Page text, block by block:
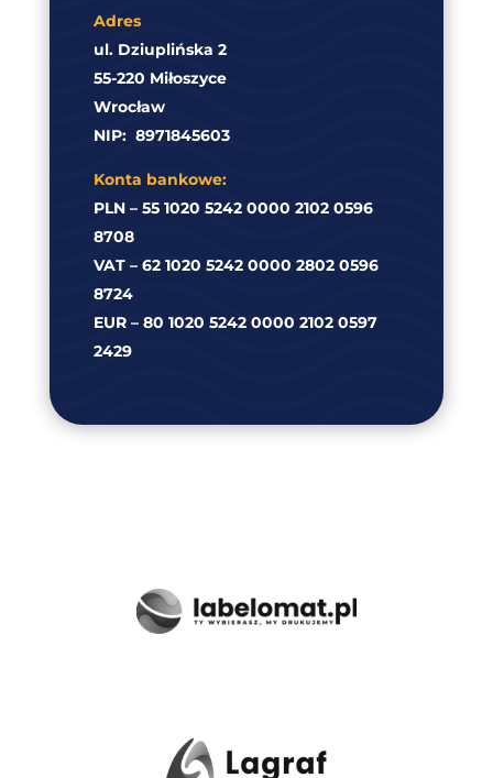
Adres
ul. Dziuplińska 2
55-220 Miłoszyce
Wrocław
NIP: 8971845603
Konta bankowe:
PLN – 55 1020 5242 0000 2102 0596
8708
VAT – 62 1020 5242 0000 2802 0596
8724
EUR – 80 1020 5242 0000 2102 0597
2429